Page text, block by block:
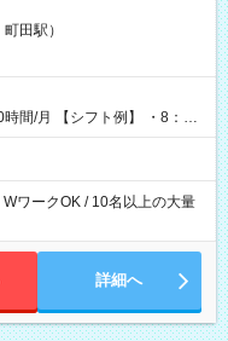
田駅）
・8：00
ワークOK / 10名以上の大量
詳細へ